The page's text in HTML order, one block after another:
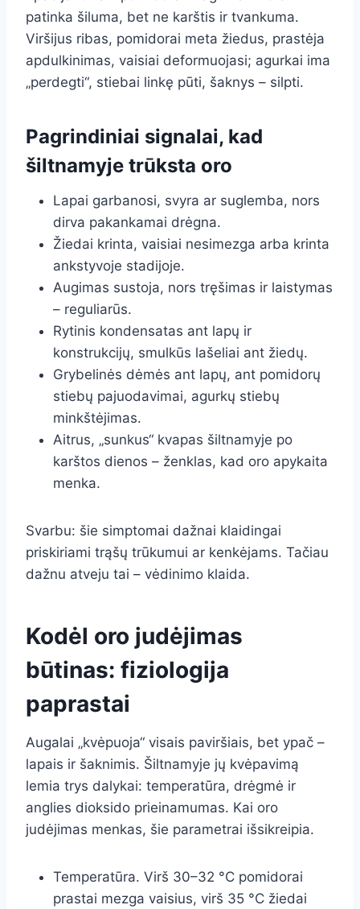
patinka šiluma, bet ne karštis ir tvankuma.
Viršijus ribas, pomidorai meta žiedus, prastėja
apdulkinimas, vaisiai deformuojasi; agurkai ima
„perdegti“, stiebai linkę pūti, šaknys – silpti.
Pagrindiniai signalai, kad
šiltnamyje trūksta oro
Lapai garbanosi, svyra ar suglemba, nors
dirva pakankamai drėgna.
Žiedai krinta, vaisiai nesimezga arba krinta
ankstyvoje stadijoje.
Augimas sustoja, nors tręšimas ir laistymas
– reguliarūs.
Rytinis kondensatas ant lapų ir
konstrukcijų, smulkūs lašeliai ant žiedų.
Grybelinės dėmės ant lapų, ant pomidorų
stiebų pajuodavimai, agurkų stiebų
minkštėjimas.
Aitrus, „sunkus“ kvapas šiltnamyje po
karštos dienos – ženklas, kad oro apykaita
menka.
Svarbu: šie simptomai dažnai klaidingai
priskiriami trąšų trūkumui ar kenkėjams. Tačiau
dažnu atveju tai – vėdinimo klaida.
Kodėl oro judėjimas
būtinas: fiziologija
paprastai
Augalai „kvėpuoja“ visais paviršiais, bet ypač –
lapais ir šaknimis. Šiltnamyje jų kvėpavimą
lemia trys dalykai: temperatūra, drėgmė ir
anglies dioksido prieinamumas. Kai oro
judėjimas menkas, šie parametrai išsikreipia.
Temperatūra. Virš 30–32 °C pomidorai
prastai mezga vaisius, virš 35 °C žiedai